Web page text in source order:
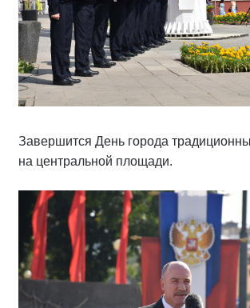
Завершится День города
на центральной площади.